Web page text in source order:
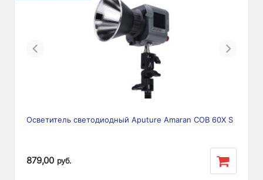
Previous Next
Осветитель светодиодный Aputure Amaran COB 60X S
879,00 руб.